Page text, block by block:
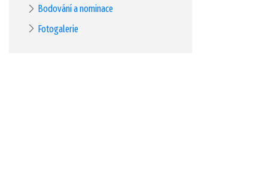
Bodování a nominace
Fotogalerie